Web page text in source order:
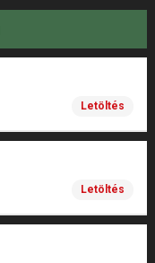
Letöltés
Letöltés